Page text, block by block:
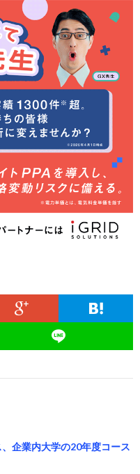
企業内大学の20年度コース